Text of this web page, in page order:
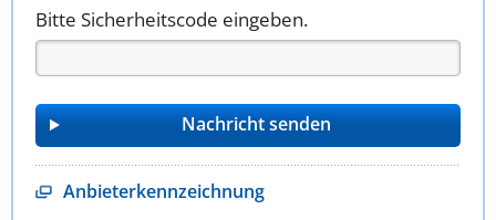
Bitte Sicherheitscode eingeben.
Anbieterkennzeichnung